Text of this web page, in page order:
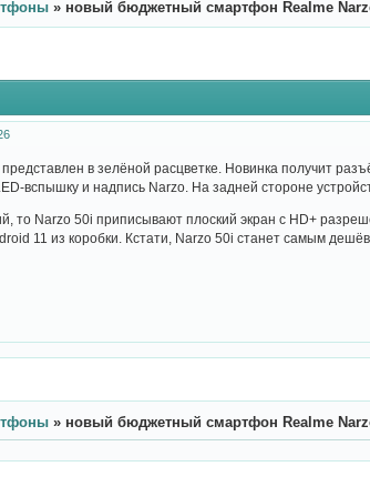
» новый бюджетный смартфон Realme
в зелёной расцветке. Новинка получит
вспышку и надпись Narzo. На задней стороне
то Narzo 50i приписывают плоский экран с HD+
11 из коробки. Кстати, Narzo 50i станет самым
» новый бюджетный смартфон Realme